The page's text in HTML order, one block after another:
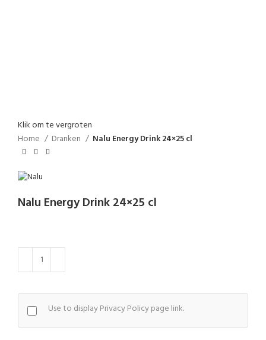
Klik om te vergroten
Home
Dranken Nalu Energy Drink 24×25 cl
Nalu Energy Drink 24×25 cl
Use to display Privacy Policy page link.